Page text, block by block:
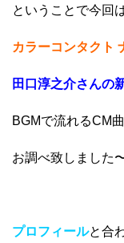
ということで今回は
カラーコンタクト
田口淳之介さんの
BGMで流れるCM
お調べ致しました
プロフィールと合